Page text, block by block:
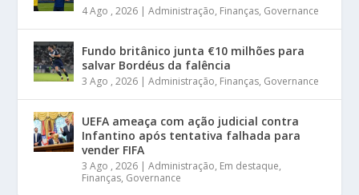
4 Ago , 2026 |Administração, Finanças, Governance
Fundo britânico junta €10 milhões para
salvar Bordéus da falência
3 Ago , 2026 |Administração, Finanças, Governance
UEFA ameaça com ação judicial contra
Infantino após tentativa falhada para
vender FIFA
3 Ago , 2026 |Administração, Em destaque,
Finanças, Governance